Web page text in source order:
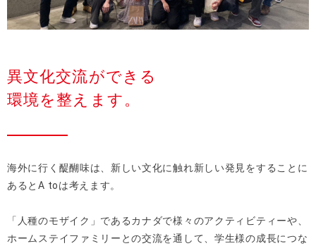
異文化交流ができる
環境を整えます。
海外に行く醍醐味は、新しい文化に触れ新しい発見をすることに
あるとA toは考えます。
「人種のモザイク」であるカナダで様々のアクティビティーや、
ホームステイファミリーとの交流を通して、学生様の成長につな